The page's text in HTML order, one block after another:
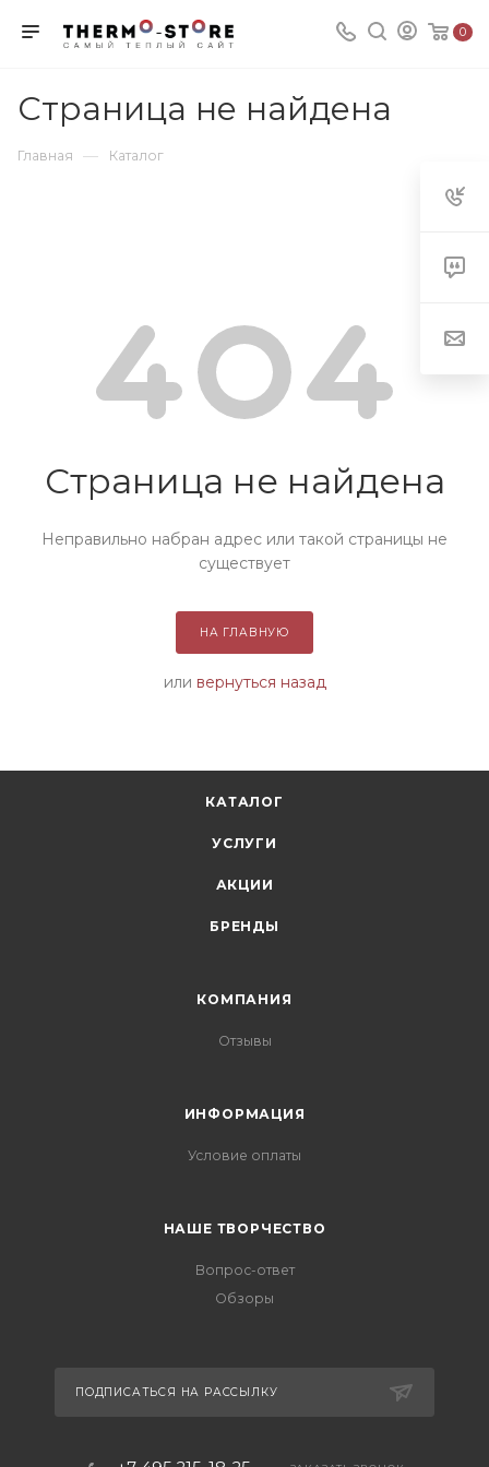
0
Страница не найдена
Главная — Каталог
Страница не найдена
Неправильно набран адрес или такой страницы не
существует
НА ГЛАВНУЮ
или вернуться назад
КАТАЛОГ
УСЛУГИ
АКЦИИ
БРЕНДЫ
КОМПАНИЯ
Отзывы
ИНФОРМАЦИЯ
Условие оплаты
НАШЕ ТВОРЧЕСТВО
Вопрос-ответ
Обзоры
ПОДПИСАТЬСЯ НА РАССЫЛКУ